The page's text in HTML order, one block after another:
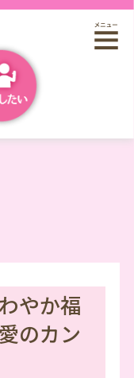
やか福
のカン